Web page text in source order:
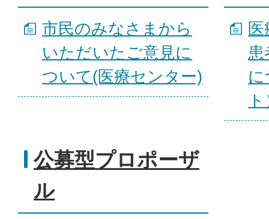
市民のみなさまから
いただいたご意見に
ついて(医療センター)
患
公募型プロポーザ
ル